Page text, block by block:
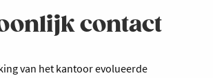
contact
van het kantoor evolueerde